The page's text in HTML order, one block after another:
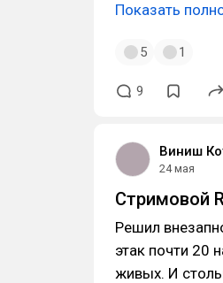
Показать
5 1
9
Виниш
24 мая
Стримовой
Решил
этак почти 20
живых. И